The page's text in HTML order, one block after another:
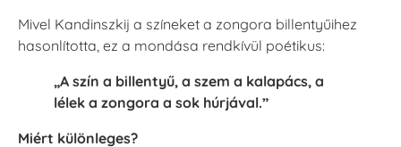
Mivel Kandinszkij a színeket a zongora billentyűihez
hasonlította, ez a mondása rendkívül poétikus:
„A szín a billentyű, a szem a kalapács, a
lélek a zongora a sok húrjával.”
Miért különleges?